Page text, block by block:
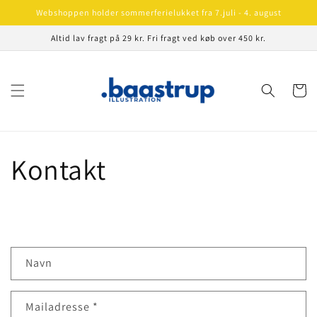
Gå tilWebshoppen holder sommerferielukket fra 7.juli - 4. august
Altid lav fragt på 29 kr. Fri fragt ved køb over 450 kr.
Kontakt
n
Navn
Mailadresse *